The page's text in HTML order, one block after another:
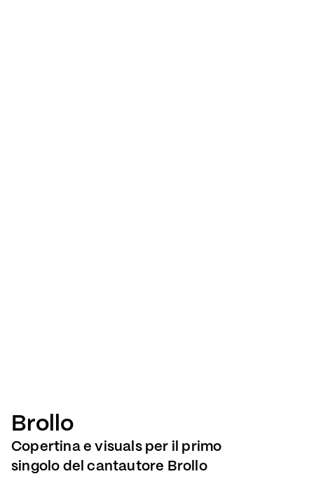
Brollo
Copertina e visuals per il primo
singolo del cantautore Brollo